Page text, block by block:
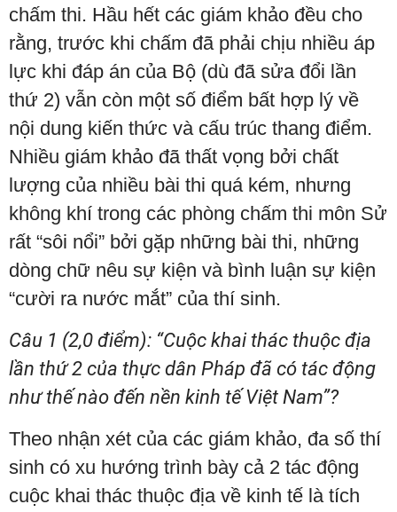
chấm thi. Hầu hết các giám khảo đều cho
rằng, trước khi chấm đã phải chịu nhiều áp
lực khi đáp án của Bộ (dù đã sửa đổi lần
thứ 2) vẫn còn một số điểm bất hợp lý về
nội dung kiến thức và cấu trúc thang điểm.
Nhiều giám khảo đã thất vọng bởi chất
lượng của nhiều bài thi quá kém, nhưng
không khí trong các phòng chấm thi môn Sử
rất “sôi nổi” bởi gặp những bài thi, những
dòng chữ nêu sự kiện và bình luận sự kiện
“cười ra nước mắt” của thí sinh.
Câu 1 (2,0 điểm): “Cuộc khai thác thuộc địa
lần thứ 2 của thực dân Pháp đã có tác động
như thế nào đến nền kinh tế Việt Nam”?
Theo nhận xét của các giám khảo, đa số thí
sinh có xu hướng trình bày cả 2 tác động
cuộc khai thác thuộc địa về kinh tế là tích